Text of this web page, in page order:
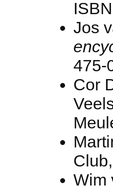
Jos
475-
Cor
Wim